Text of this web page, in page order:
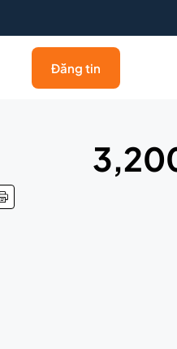
Đăng tin